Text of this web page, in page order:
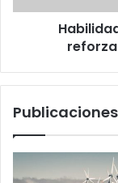
la